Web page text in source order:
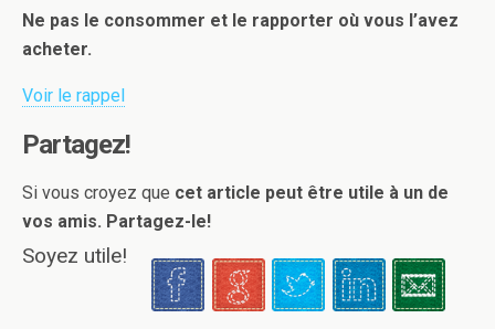
Ne pas le consommer et le rapporter où vous l’avez
acheter.
Voir le rappel
Partagez!
Si vous croyez que cet article peut être utile à un de
vos amis. Partagez-le!
Soyez utile!